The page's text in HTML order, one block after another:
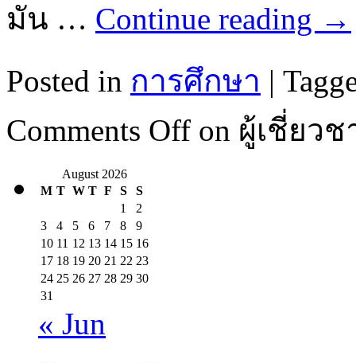
มัน … Continue reading →
Posted in การศึกษา |
Comments Off on ผู้เชี่ยว
August 2026
M T W T F S
S
1
2
3
4 5 6 7 8
9
10 11 12 13 14 15 16
17 18 19 20 21 22 23
24 25 26 27 28 29 30
31
« Jun